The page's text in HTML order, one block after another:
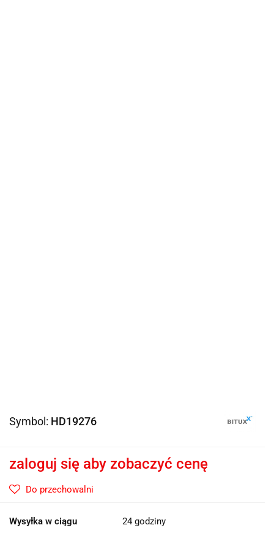
Symbol: HD19276
zaloguj się aby zobaczyć cenę
Do przechowalni
Wysyłka w ciągu 24 godziny